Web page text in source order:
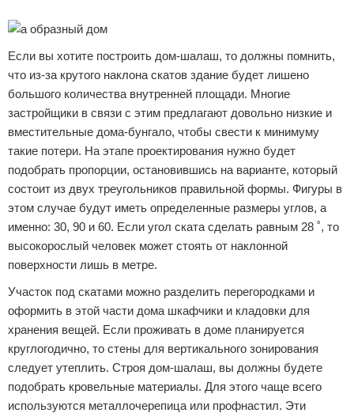
Если вы хотите построить дом-шалаш, то должны помнить,
что из-за крутого наклона скатов здание будет лишено
большого количества внутренней площади. Многие
застройщики в связи с этим предлагают довольно низкие и
вместительные дома-бунгало, чтобы свести к минимуму
такие потери. На этапе проектирования нужно будет
подобрать пропорции, остановившись на варианте, который
состоит из двух треугольников правильной формы. Фигуры в
этом случае будут иметь определенные размеры углов, а
именно: 30, 90 и 60. Если угол ската сделать равным 28 ˚, то
высокорослый человек может стоять от наклонной
поверхности лишь в метре.
Участок под скатами можно разделить перегородками и
оформить в этой части дома шкафчики и кладовки для
хранения вещей. Если проживать в доме планируется
круглогодично, то стены для вертикального зонирования
следует утеплить. Строя дом-шалаш, вы должны будете
подобрать кровельные материалы. Для этого чаще всего
используются металлочерепица или профнастил. Эти